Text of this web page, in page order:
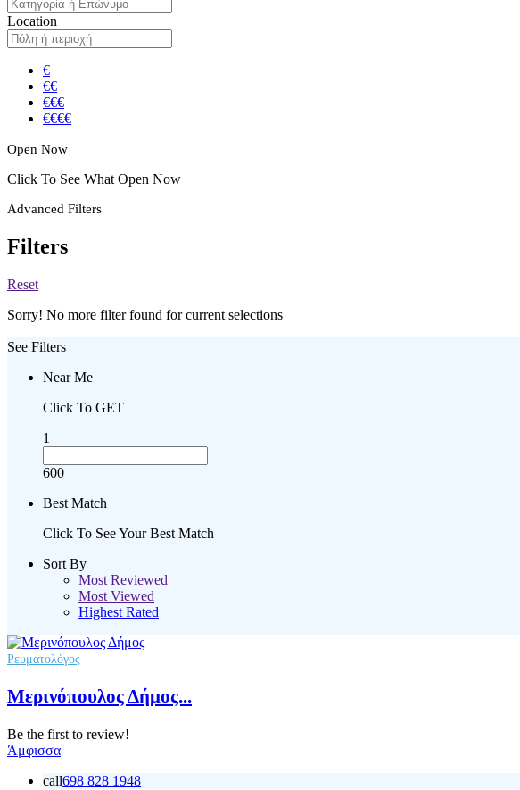
Location
€
€€
€€€
€€€€
Open Now
Click To See What Open Now
Advanced Filters
Filters
Reset
Sorry! No more filter found for current selections
See Filters
Near Me
Click To GET
1
600
Best Match
Click To See Your Best Match
Sort By
Most Reviewed
Most Viewed
Highest Rated
Ρευματολόγος
Μερινόπουλος Δήμος...
Be the first to review!
Άμφισσα
call698 828 1948